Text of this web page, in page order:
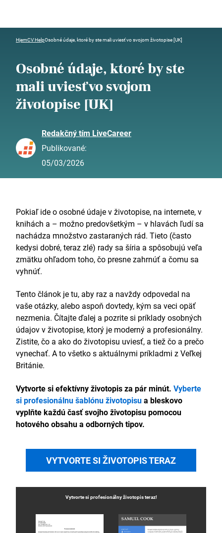
HjemCV HelpOsobné údaje, ktoré by ste mali uviesť vo svojom životopise [UK]
Osobné údaje, ktoré by ste
mali uviesť vo svojom
životopise [UK]
Redakčný tím LiveCareer
Publikované:
05/03/2026
Pokiaľ ide o osobné údaje v životopise, na internete, v
knihách a – možno predovšetkým – v hlavách ľudí sa
nachádza množstvo zastaraných rád. Tieto (často
kedysi dobré, teraz zlé) rady sa šíria a spôsobujú veľa
zmätku ohľadom toho, čo presne zahrnúť a čomu sa
vyhnúť.
Tento článok je tu, aby raz a navždy odpovedal na
vaše otázky, alebo aspoň dovtedy, kým sa veci opäť
nezmenia. Čítajte ďalej a pozrite si príklady osobných
údajov v životopise, ktorý je moderný a profesionálny.
Zistite, čo a ako do životopisu uviesť, a tiež čo a prečo
vynechať. A to všetko s aktuálnymi príkladmi z Veľkej
Británie.
Vytvorte si efektívny životopis za pár minút. Vyberte
si profesionálnu šablónu životopisua bleskovo
vyplňte každú časť svojho životopisu pomocou
hotového obsahu a odborných tipov.
VYTVORTE SI ŽIVOTOPIS TERAZ
Vytvorte si profesionálnyživotopisteraz!